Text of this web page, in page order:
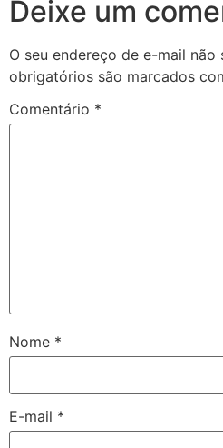
Deixe um
O seu endereço de e-mail não
obrigatórios são marcados
Comentário *
Nome *
E-mail *